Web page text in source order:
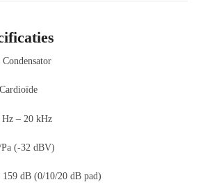
Cardioïde
Hz – 20 kHz
(-32 dBV)
159 dB (0/10/20 dB pad)